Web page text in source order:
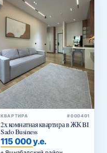
КВАРТИРА #000401
2х комнатная квартира в ЖК BI
Sado Business
115 000 у.е.